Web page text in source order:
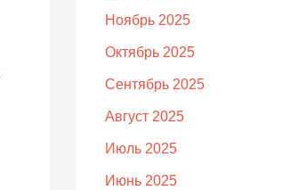
Ноябрь 2025
Октябрь 2025
Сентябрь 2025
Август 2025
Июль 2025
Июнь 2025